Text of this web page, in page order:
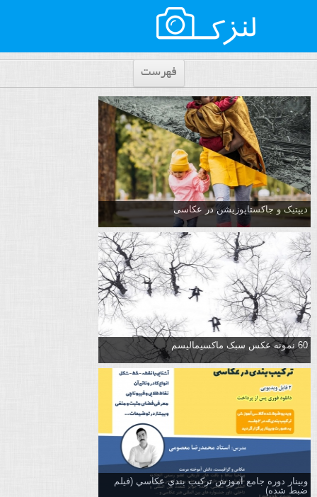
فهرست
دیپتیک و جاکستا‌پوزیشن در عکاسی
60 نمونه عکس سبک ماکسیمالیسم
وبینار دوره جامع آموزش تركيب بندي عكاسي (فیلم
ضبط شده)